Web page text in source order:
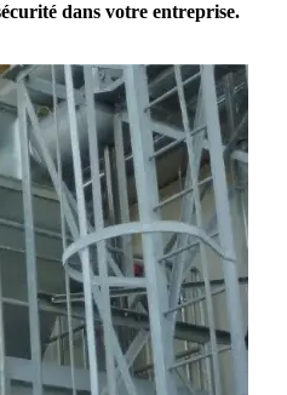
dans votre entreprise.